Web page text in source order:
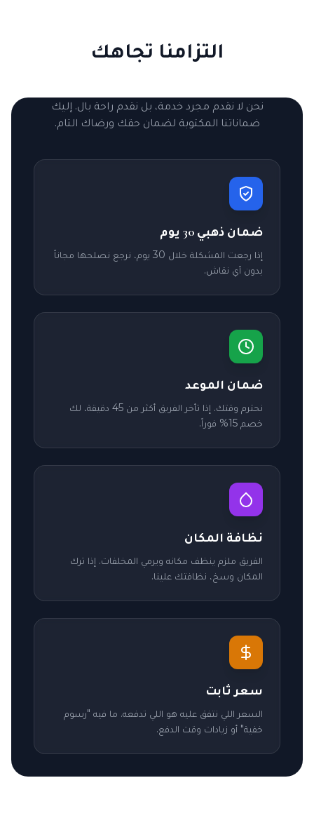
التزامنا تجاهك
نحن لا نقدم مجرد خدمة، بل نقدم راحة بال. إليك
ضماناتنا المكتوبة لضمان حقك ورضاك التام.
ضمان ذهبي 30 يوم
إذا رجعت المشكلة خلال 30 يوم، نرجع نصلحها مجاناً
بدون أي نقاش.
ضمان الموعد
نحترم وقتك. إذا تأخر الفريق أكثر من 45 دقيقة، لك
خصم 15% فوراً.
نظافة المكان
الفريق ملزم ينظف مكانه ويرمي المخلفات. إذا ترك
المكان وسخ، نظافتك علينا.
سعر ثابت
السعر اللي نتفق عليه هو اللي تدفعه. ما فيه "رسوم
خفية" أو زيادات وقت الدفع.